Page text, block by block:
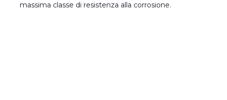
massima classe di resistenza alla corrosione.